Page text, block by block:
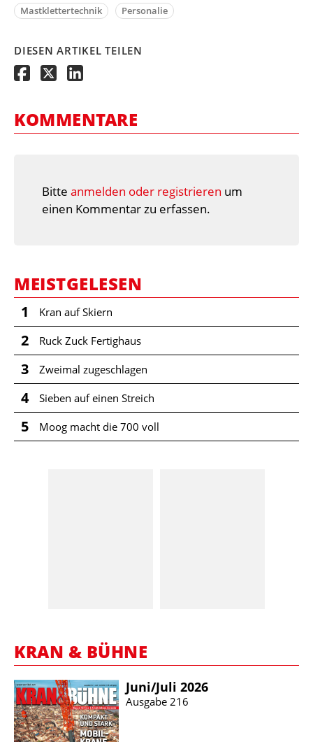
Mastklettertechnik
Personalie
DIESEN ARTIKEL TEILEN
KOMMENTARE
Bitte anmelden oder registrieren um
einen Kommentar zu erfassen.
MEISTGELESEN
1 Kran auf Skiern
2 Ruck Zuck Fertighaus
3 Zweimal zugeschlagen
4 Sieben auf einen Streich
5 Moog macht die 700 voll
KRAN & BÜHNE
Juni/​Juli 2026
Ausgabe 216